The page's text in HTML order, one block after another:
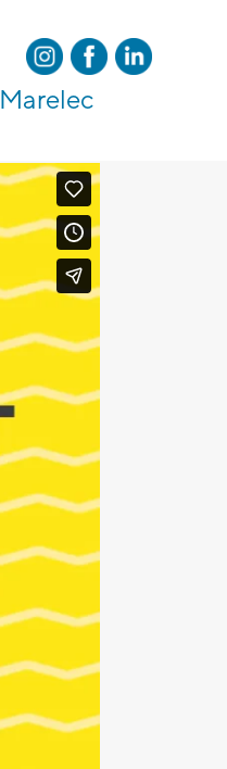
Marelec